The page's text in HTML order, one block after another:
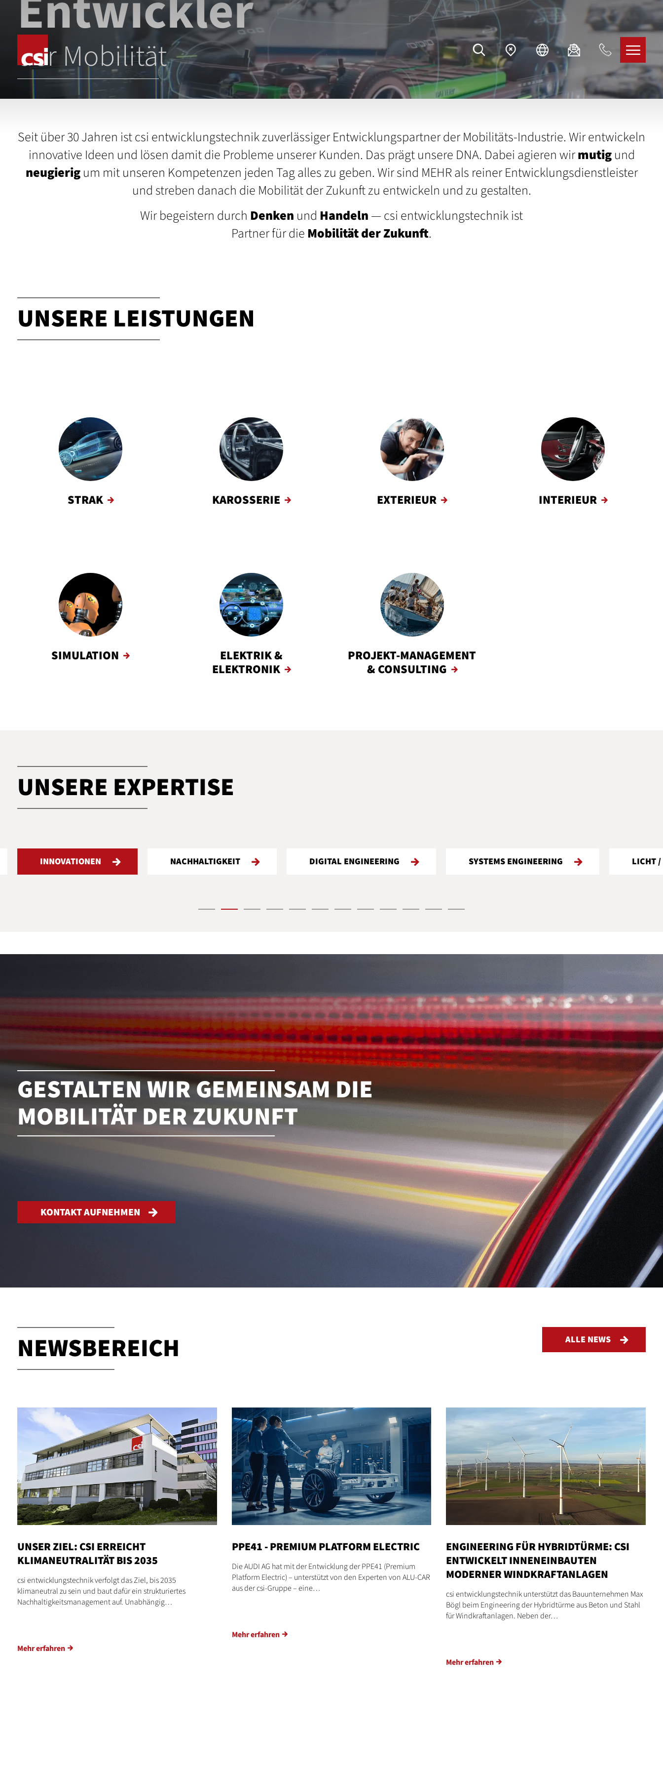
der Mobilität
Seit über 30 Jahren ist csi entwicklungstechnik zuverlässiger Entwicklungspartner der Mobilitäts-Industrie. Wir entwickeln
innovative Ideen und lösen damit die Probleme unserer Kunden. Das prägt unsere DNA. Dabei agieren wirmutigund
neugierigum mit unseren Kompetenzen jeden Tag alles zu geben. Wir sind MEHR als reiner Entwicklungsdienstleister
und streben danach die Mobilität der Zukunft zu entwickeln und zu gestalten.
Wir begeistern durch Denken und Handeln— csi entwicklungstechnik ist
Partner für dieMobilität der Zukunft.
UNSERE LEISTUNGEN
STRAK KAROSSERIE EXTERIEUR INTERIEUR
SIMULATION
ELEKTRIK &
ELEKTRONIK
PROJEKT-MANAGEMENT
& CONSULTING
UNSERE EXPERTISE
NACHHALTIGKEIT DIGITAL ENGINEERING SYSTEMS ENGINEERING LICHT / ILLUMINATION
GESTALTEN WIR GEMEINSAM DIE
MOBILITÄT DER ZUKUNFT
KONTAKT AUFNEHMEN
NEWSBEREICH ALLE NEWS
UNSER ZIEL: CSI ERREICHT
KLIMANEUTRALITÄT BIS 2035
csi entwicklungstechnik verfolgt das Ziel, bis 2035
klimaneutral zu sein und baut dafür ein strukturiertes
Nachhaltigkeitsmanagement auf. Unabhängig…
Mehr erfahren
PPE41 - PREMIUM PLATFORM ELECTRIC
Die AUDI AG hat mit der Entwicklung der PPE41 (Premium
Platform Electric) – unterstützt von den Experten von ALU-CAR
aus der csi-Gruppe – eine…
Mehr erfahren
ENGINEERING FÜR HYBRIDTÜRME: CSI
ENTWICKELT INNENEINBAUTEN
MODERNER WINDKRAFTANLAGEN
csi entwicklungstechnik unterstützt das Bauunternehmen Max
Bögl beim Engineering der Hybridtürme aus Beton und Stahl
für Windkraftanlagen. Neben der…
Mehr erfahren